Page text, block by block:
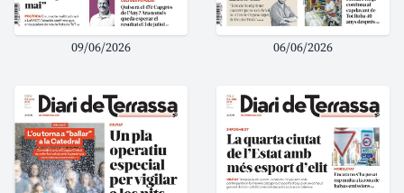
09/06/2026 06/06/2026